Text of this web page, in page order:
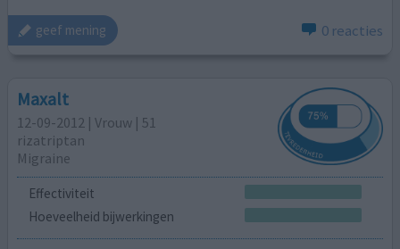
geef mening 0 reacties
Maxalt
12-09-2012 | Vrouw | 51
rizatriptan
Migraine
Effectiviteit
Hoeveelheid bijwerkingen